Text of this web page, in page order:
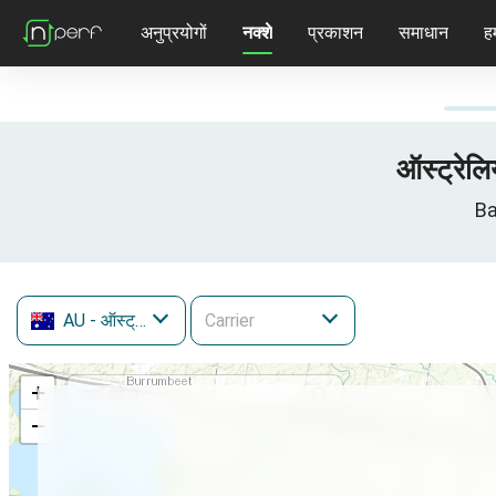
अनुप्रयोगों नक्शे प्रकाशन समाधान
AU - ऑस्ट्रेलिया
+
−